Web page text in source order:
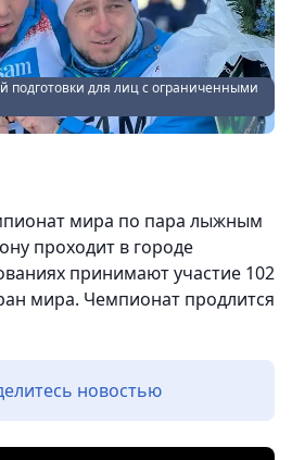
подготовки для лиц с ограниченными
мира по пара лыжным
проходит в городе
принимают участие 102
мира. Чемпионат продлится
новостью